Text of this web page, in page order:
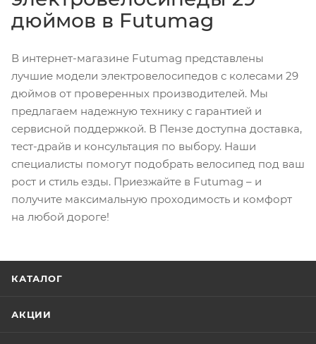
дюймов в Futumag
В интернет-магазине Futumag представлены
лучшие модели электровелосипедов с колесами 29
дюймов от проверенных производителей. Мы
предлагаем надежную технику с гарантией и
сервисной поддержкой. В Пензе доступна доставка,
тест-драйв и консультация по выбору. Наши
специалисты помогут подобрать велосипед под ваш
рост и стиль езды. Приезжайте в Futumag – и
получите максимальную проходимость и комфорт
на любой дороге!
КАТАЛОГ
АКЦИИ